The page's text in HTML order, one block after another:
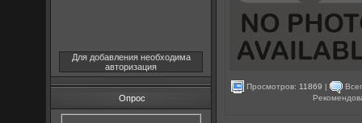
Для добавления необходима
авторизация
Опрос
Просмотров: 11869 |